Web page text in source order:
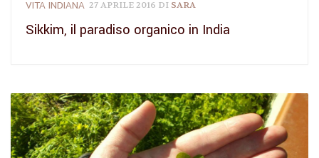
VITA INDIANA 27 APRILE 2016 DI SARA
Sikkim, il paradiso organico in India